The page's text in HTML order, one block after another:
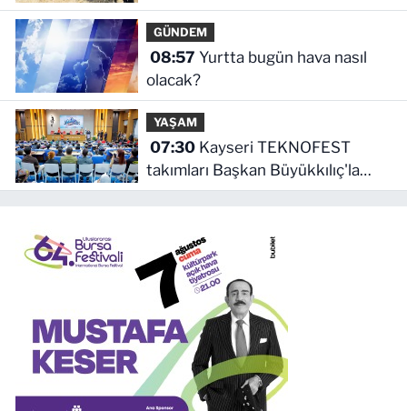
GÜNDEM
08:57
olacak?
YAŞAM
07:30Kayseri TEKNOFEST
takımları Başkan Büyükkılıç'la
buluştu